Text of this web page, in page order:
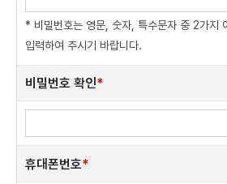
* 비밀번호는 영문, 숫자, 특수문자 중 2가지
입력하여 주시기 바랍니다.
비밀번호 확인*
휴대폰번호*